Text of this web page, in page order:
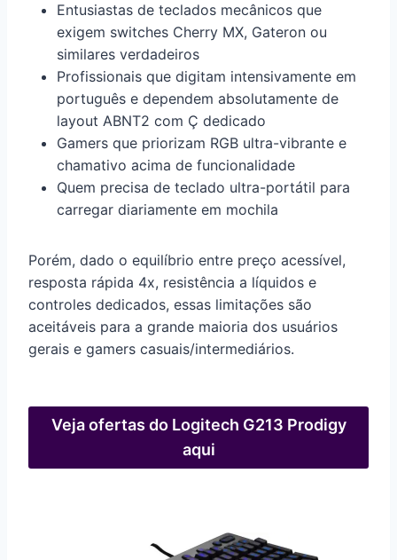
Entusiastas de teclados mecânicos que
exigem switches Cherry MX, Gateron ou
similares verdadeiros
Profissionais que digitam intensivamente em
português e dependem absolutamente de
layout ABNT2 com Ç dedicado
Gamers que priorizam RGB ultra-vibrante e
chamativo acima de funcionalidade
Quem precisa de teclado ultra-portátil para
carregar diariamente em mochila
Porém, dado o equilíbrio entre preço acessível,
resposta rápida 4x, resistência a líquidos e
controles dedicados, essas limitações são
aceitáveis para a grande maioria dos usuários
gerais e gamers casuais/intermediários.
Veja ofertas do Logitech G213 Prodigy
aqui